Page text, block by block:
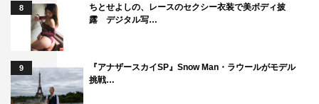
8
ちとせよしの、レースのセクシー衣装で美ボディ披
露 デジタル写…
9
『アナザースカイSP』Snow Man・ラウールがモデル
挑戦…